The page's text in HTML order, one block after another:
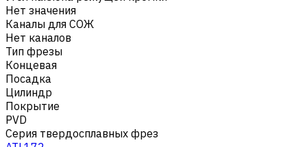
Нет значения
Каналы для СОЖ
Нет каналов
Тип фрезы
Концевая
Посадка
Цилиндр
Покрытие
PVD
Серия твердосплавных фрез